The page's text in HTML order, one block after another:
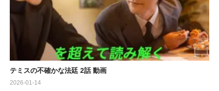
テミスの不確かな法廷 2話 動画
2026-01-14